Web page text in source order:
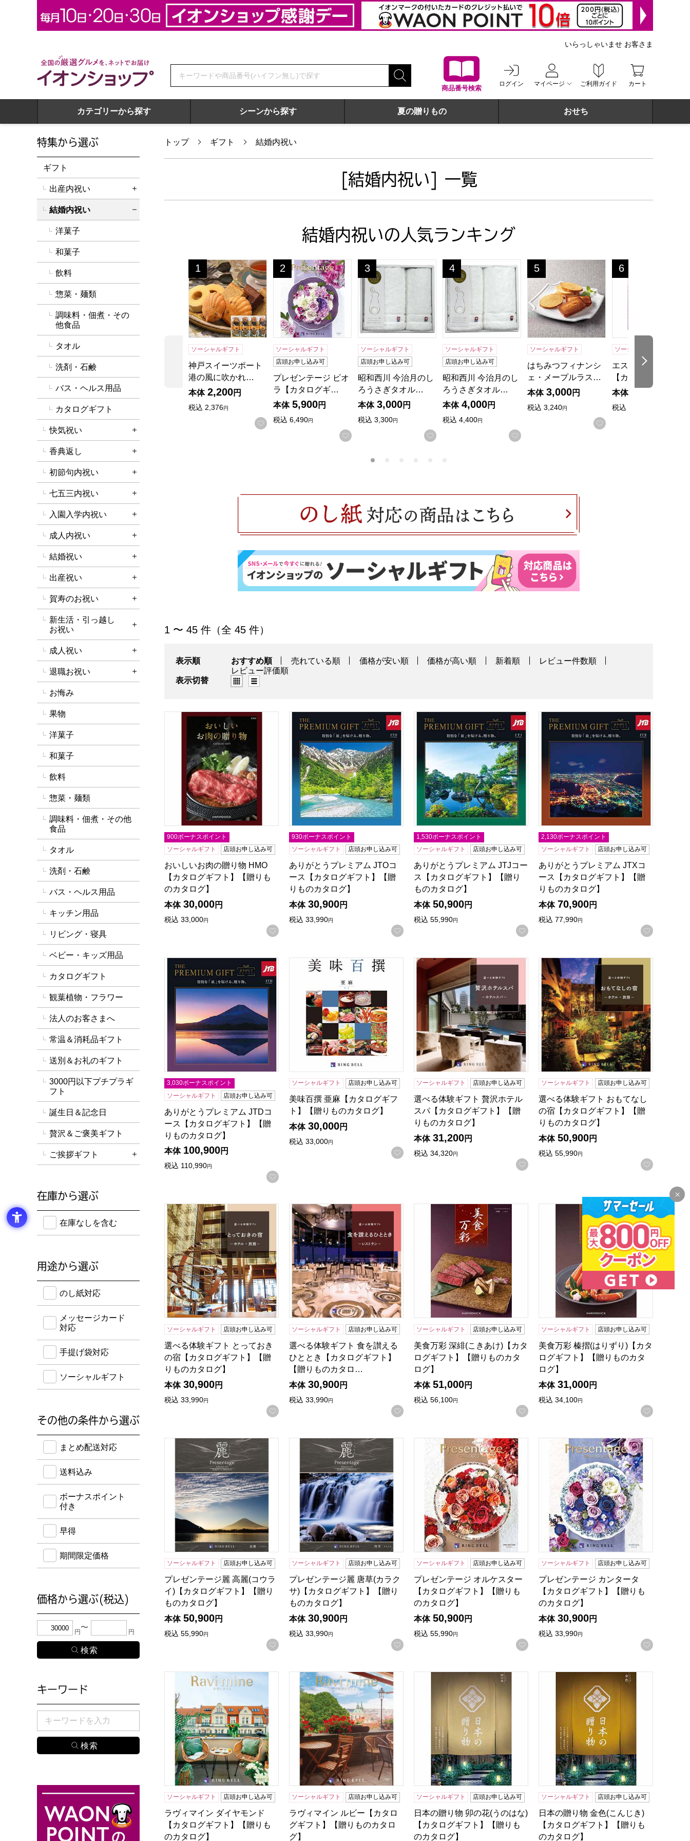
全国の厳選グルメを、ネットでお届け イオンショップ
商品番号検索
ログイン マイページ ご利用ガイド カート
いらっしゃいませ お客さま
カテゴリーから探す シーンから探す 夏の贈りもの おせち
トップ ギフト 結婚内祝い
[結婚内祝い] 一覧
結婚内祝いの人気ランキング
前の商品
神戸スイーツポート 港の風に吹かれて【年間ギフト】[KM20]
1
位
ソーシャルギフト
神戸スイーツポート
港の風に吹かれ…
本体 2,200円
税込 2,376円
お気に入りに登録する
プレゼンテージ ビオラ【カタログギフト】【贈りものカタログ】
2
位
ソーシャルギフト
店頭お申し込み可
プレゼンテージ ビオ
ラ【カタログギ…
本体 5,900円
税込 6,490円
お気に入りに登録する
昭和西川 今治月のしろうさぎタオルギフト[30WH]【贈りものカタログ】
3
位
ソーシャルギフト
店頭お申し込み可
昭和西川 今治月のし
ろうさぎタオル…
本体 3,000円
税込 3,300円
お気に入りに登録する
昭和西川 今治月のしろうさぎタオルギフト[40WH]【贈りものカタ
4
位
ソーシャルギフト
店頭お申し込み可
昭和西川 今治月のし
ろうさぎタオル…
本体 4,000円
税込 4,400円
お気に入りに登録する
はちみつフィナンシェ・メープルラスク【
5
位
ソーシャルギフト
はちみつフィナンシ
ェ・メープルラス…
本体 3,000円
税込 3,240円
お気に入りに登録する
エスプリ スウィー
6
位
ソーシャルギフト
エスプリ スウィート
【カタログギフ…
本体
税込
次の商品
「結婚内祝い」の商品一覧
1 〜 45 件（全 45 件）
表示順 おすすめ順 売れている順 価格が安い順 価格が高い順 新着順
レビュー件数順
レビュー評価順
表示切替
グリッド表示（タイル表示）
おいしいお肉の贈り物 HMO【カタログギフト】【贈りものカタログ】
900ボーナスポイント
ソーシャルギフト
店頭お申し込み可
おいしいお肉の贈り物 HMO
【カタログギフト】【贈りも
のカタログ】
本体 30,000円
税込 33,000円
お気に入りに登録する
ありがとうプレミアム JTOコース【カタログギフト】【贈りものカタログ】
930ボーナスポイント
ソーシャルギフト
店頭お申し込み可
ありがとうプレミアム JTOコ
ース【カタログギフト】【贈
りものカタログ】
本体 30,900円
税込 33,990円
お気に入りに登録する
ありがとうプレミアム JTJコース【カタログギフト】【贈りものカタログ
1,530ボーナスポイント
ソーシャルギフト
店頭お申し込み可
ありがとうプレミアム JTJコー
ス【カタログギフト】【贈り
ものカタログ】
本体 50,900円
税込 55,990円
お気に入りに登録する
ありがとうプレミアム JTXコース【カ
2,130ボーナスポイント
ソーシャルギフト
店頭お申し込み可
ありがとうプレミアム JTXコ
ース【カタログギフト】【贈
りものカタログ】
本体 70,900円
税込 77,990円
お気に入
ありがとうプレミアム JTDコース【カタログギフト】【贈りものカタログ】
3,030ボーナスポイント
ソーシャルギフト
店頭お申し込み可
ありがとうプレミアム JTDコ
ース【カタログギフト】【贈
りものカタログ】
本体 100,900円
税込 110,990円
お気に入りに登録する
美味百撰 亜麻【カタログギフト】【贈りものカタログ】
ソーシャルギフト 店頭お申し込み可
美味百撰 亜麻【カタログギフ
ト】【贈りものカタログ】
本体 30,000円
税込 33,000円
お気に入りに登録する
選べる体験ギフト 贅沢ホテルスパ【カタログギフト】【贈りものカタログ
ソーシャルギフト 店頭お申し込み可
選べる体験ギフト 贅沢ホテル
スパ【カタログギフト】【贈
りものカタログ】
本体 31,200円
税込 34,320円
お気に入りに登録する
選べる体験ギフト おもてなしの宿【カ
ソーシャルギフト 店頭お申し込み可
選べる体験ギフト おもてなし
の宿【カタログギフト】【贈
りものカタログ】
本体 50,900円
税込 55,990円
お気に入
選べる体験ギフト とっておきの宿【カタログギフト】【贈りものカタログ】
ソーシャルギフト 店頭お申し込み可
選べる体験ギフト とっておき
の宿【カタログギフト】【贈
りものカタログ】
本体 30,900円
税込 33,990円
お気に入りに登録する
選べる体験ギフト 食を讃えるひととき【カタログギフト】【贈りものカタログ】
ソーシャルギフト 店頭お申し込み可
選べる体験ギフト 食を讃える
ひととき【カタログギフト】
【贈りものカタロ…
本体 30,900円
税込 33,990円
お気に入りに登録する
美食万彩 深緋(こきあけ)【カタログギフト】【贈りものカタログ】
ソーシャルギフト 店頭お申し込み可
美食万彩 深緋(こきあけ)【カタ
ログギフト】【贈りものカタ
ログ】
本体 51,000円
税込 56,100円
お気に入りに登録する
美食万彩 榛摺(はりずり)【カタログギ
ソーシャルギフト 店頭お申し込み可
美食万彩 榛摺(はりずり)【カタ
ログギフト】【贈りものカタ
ログ】
本体 31,000円
税込 34,100円
お気に入
プレゼンテージ麗 高麗(コウライ)【カタログギフト】【贈りものカタログ】
ソーシャルギフト 店頭お申し込み可
プレゼンテージ麗 高麗(コウラ
イ)【カタログギフト】【贈り
ものカタログ】
本体 50,900円
税込 55,990円
お気に入りに登録する
プレゼンテージ麗 唐草(カラクサ)【カタログギフト】【贈りものカタログ】
ソーシャルギフト 店頭お申し込み可
プレゼンテージ麗 唐草(カラク
サ)【カタログギフト】【贈り
ものカタログ】
本体 30,900円
税込 33,990円
お気に入りに登録する
プレゼンテージ オルケスター【カタログギフト】【贈りものカタログ】
ソーシャルギフト 店頭お申し込み可
プレゼンテージ オルケスター
【カタログギフト】【贈りも
のカタログ】
本体 50,900円
税込 55,990円
お気に入りに登録する
プレゼンテージ カンタータ【カタログ
ソーシャルギフト 店頭お申し込み可
プレゼンテージ カンタータ
【カタログギフト】【贈りも
のカタログ】
本体 30,900円
税込 33,990円
お気に入
ラヴィマイン ダイヤモンド【カタログギフト】【贈りものカタログ】
ソーシャルギフト 店頭お申し込み可
ラヴィマイン ダイヤモンド
【カタログギフト】【贈りも
のカタログ】
ラヴィマイン ルビー【カタログギフト】【贈りものカタログ】
ソーシャルギフト 店頭お申し込み可
ラヴィマイン ルビー【カタロ
グギフト】【贈りものカタロ
グ】
日本の贈り物 卯の花(うのはな)【カタログギフト】【贈りものカタログ】
ソーシャルギフト 店頭お申し込み可
日本の贈り物 卯の花(うのはな)
【カタログギフト】【贈りも
のカタログ】
日本の贈り物 金色(こんじき)【カタロ
ソーシャルギフト 店頭お申し込み可
日本の贈り物 金色(こんじき)
【カタログギフト】【贈りも
のカタログ】
特集から選ぶ
ギフト
出産内祝い
詳細を開く
結婚内祝い
洋菓子
和菓子
飲料
惣菜・麺類
調味料・佃煮・その
他食品
タオル
洗剤・石鹸
バス・ヘルス用品
カタログギフト
快気祝い
詳細を開く
香典返し
詳細を開く
初節句内祝い
詳細を開く
七五三内祝い
詳細を開く
入園入学内祝い
詳細を開く
成人内祝い
詳細を開く
結婚祝い
詳細を開く
出産祝い
詳細を開く
賀寿のお祝い
詳細を開く
新生活・引っ越し
お祝い
詳細を開く
成人祝い
詳細を開く
退職お祝い
詳細を開く
お悔み
果物
洋菓子
和菓子
飲料
惣菜・麺類
調味料・佃煮・その他
食品
タオル
洗剤・石鹸
バス・ヘルス用品
キッチン用品
リビング・寝具
ベビー・キッズ用品
カタログギフト
観葉植物・フラワー
法人のお客さまへ
常温＆消耗品ギフト
送別＆お礼のギフト
3000円以下プチプラギ
フト
誕生日＆記念日
贅沢＆ご褒美ギフト
ご挨拶ギフト 詳細を開く
在庫から選ぶ
在庫のない商品を含めて検索することができます。
在庫なしを含む
用途から選ぶ
のし紙・メッセージカード・手提げ袋に対応している商品から絞りこむことができます。
のし紙対応
メッセージカード
対応
手提げ袋対応
ソーシャルギフト
その他の条件から選ぶ
送料込み・ボーナスポイント付き・早得・期間限定商品から絞り込むことができます。
まとめ配送対応
送料込み
ボーナスポイント
付き
早得
期間限定価格
価格から選ぶ(税込)
下限金額・上限金額のどちらか１つまたは両方に、検索したい金額を入力してください。
円 円
キーワード
検索したい商品のキーワードを入力してください。